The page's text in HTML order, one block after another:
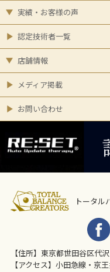
実績・お客様の声
認定技術者一覧
店舗情報
メディア掲載
お問い合わせ
トータル
【住所】東京都世田谷区代
【アクセス】小田急線・京